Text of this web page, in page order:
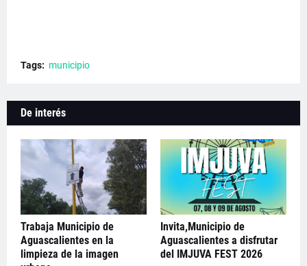
Tags: municipio
De interés
Trabaja Municipio de
Aguascalientes en la
limpieza de la imagen
Invita,Municipio de
Aguascalientes a disfrutar
del IMJUVA FEST 2026